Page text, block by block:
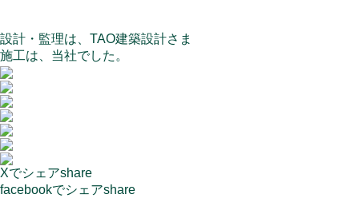
設計・監理は、TAO建築設計さま
施工は、当社でした。
Xでシェアshare
facebookでシェアshare